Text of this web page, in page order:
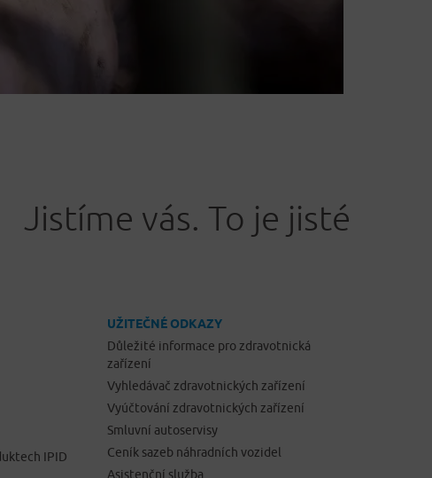
Jistíme vás. To je jisté
IPID
UŽITEČNÉ ODKAZY
Důležité informace pro zdravotnická
zařízení
Vyhledávač zdravotnických zařízení
Vyúčtování zdravotnických zařízení
Smluvní autoservisy
Ceník sazeb náhradních vozidel
Asistenční služba